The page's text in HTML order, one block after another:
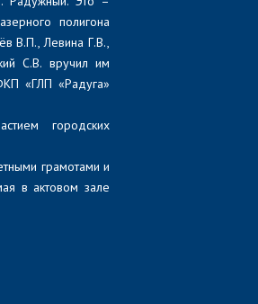
полигона
В.П., Левина Г.В.,
С.В. вручил им
«ГЛП «Радуга»
городских
грамотами и
в актовом зале